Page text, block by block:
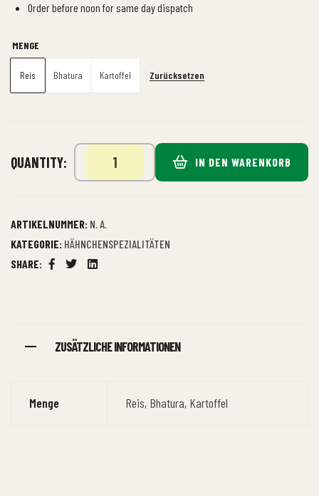
Order before noon for same day dispatch
MENGE
Reis Bhatura Kartoffel Zurücksetzen
QUANTITY: IN DEN WARENKORB
ARTIKELNUMMER: N. A.
KATEGORIE: HÄHNCHENSPEZIALITÄTEN
SHARE:
Facebook
TwitterLinkedin
ZUSÄTZLICHE INFORMATIONEN
Menge Reis, Bhatura, Kartoffel